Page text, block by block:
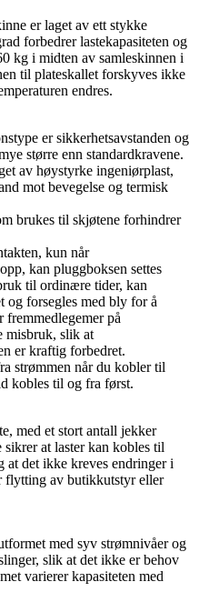
er laget av ett stykke
forbedrer lastekapasiteten og
kg i midten av samleskinnen i
til plateskallet forskyves ikke
endres.
er sikkerhetsavstanden og
større enn standardkravene.
av høystyrke ingeniørplast,
mot bevegelse og termisk
brukes til skjøtene forhindrer
kun når
kan pluggboksen settes
til ordinære tider, kan
og forsegles med bly for å
på
misbruk, slik at
er kraftig forbedret.
strømmen når du kobler til
kobles til og fra først.
med et stort antall jekker
sikrer at laster kan kobles til
at det ikke kreves endringer i
flytting av butikkutstyr eller
med syv strømnivåer og
slik at det ikke er behov
varierer kapasiteten med